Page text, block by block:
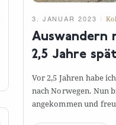
3. JANUAR 2023
Auswandern
2,5 Jahre
Vor 2,5 Jahren habe
nach Norwegen. Nun
angekommen und